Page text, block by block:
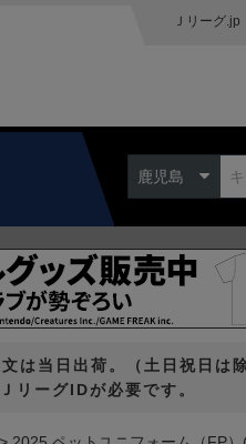
Ｊリーグ.jp
鹿児島
は当日出荷。（土日祝日は除
リーグIDが必要です。